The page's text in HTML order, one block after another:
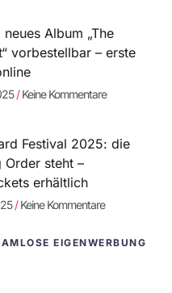
Album „The
vorbestellbar – erste
Keine Kommentare
Festival 2025: die
Order steht –
erhältlich
Keine Kommentare
EIGENWERBUNG